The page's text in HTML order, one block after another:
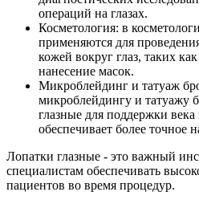
операций на глазах.
Косметология: в
применяются для
кожей вокруг глаз, таких
нанесение масок.
Микроблейдинг и татуаж
микроблейдингу и татуажу
глазные для поддержки
обеспечивает более точное
Лопатки глазные - это важный
специалистам обеспечивать
пациентов во время процедур.